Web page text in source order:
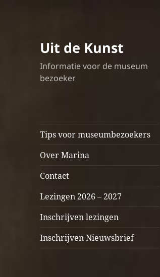
Uit de Kunst
Informatie voor de museum
bezoeker
Tips voor museumbezoekers
Over Marina
Contact
Lezingen 2026 – 2027
Inschrijven lezingen
Inschrijven Nieuwsbrief